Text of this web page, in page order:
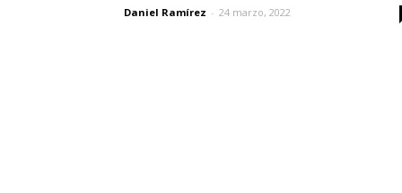
Daniel Ramírez - 24 marzo, 2022